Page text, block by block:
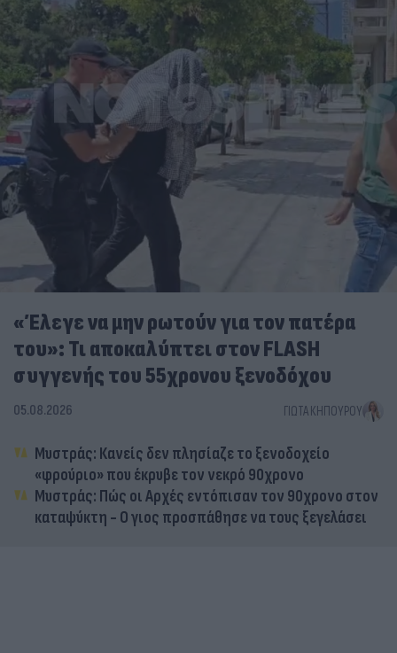
«Έλεγε να μην ρωτούν για τον πατέρα
του»: Τι αποκαλύπτει στον FLASH
συγγενής του 55χρονου ξενοδόχου
05.08.2026 ΓΙΏΤΑ ΚΗΠΟΥΡΟΎ
Μυστράς: Κανείς δεν πλησίαζε το ξενοδοχείο
«φρούριο» που έκρυβε τον νεκρό 90χρονο
Μυστράς: Πώς οι Αρχές εντόπισαν τον 90χρονο στον
καταψύκτη - Ο γιος προσπάθησε να τους ξεγελάσει